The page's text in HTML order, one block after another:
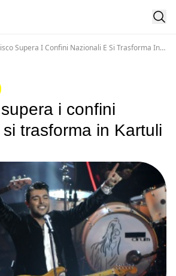
Supera I Confini Nazionali E Si Trasforma In
i confini
trasforma in Kartuli